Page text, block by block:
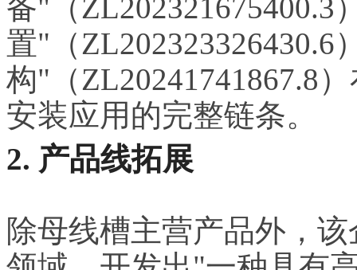
备"（
置"（
构"（ZL20241741867.8
安装应用的完整链条。
2. 产品线拓展
除母线槽主营产品外，